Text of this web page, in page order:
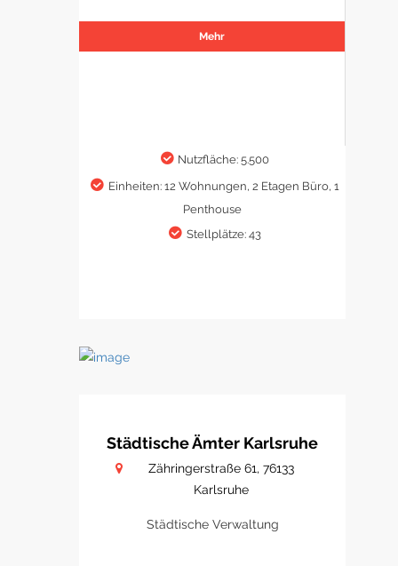
Mehr
Nutzfläche: 5.500
Einheiten: 12 Wohnungen, 2 Etagen Büro, 1
Penthouse
Stellplätze: 43
Städtische Ämter Karlsruhe
Zähringerstraße 61, 76133
Karlsruhe
Städtische Verwaltung